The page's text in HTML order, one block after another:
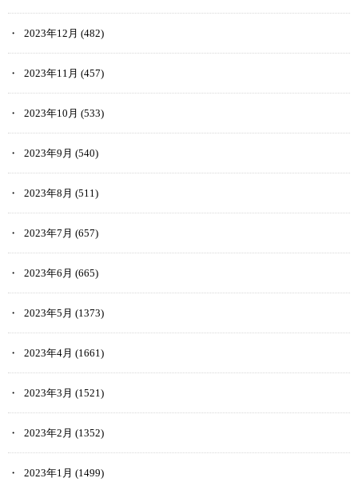
2023年12月 (482)
2023年11月 (457)
2023年10月 (533)
2023年9月 (540)
2023年8月 (511)
2023年7月 (657)
2023年6月 (665)
2023年5月 (1373)
2023年4月 (1661)
2023年3月 (1521)
2023年2月 (1352)
2023年1月 (1499)